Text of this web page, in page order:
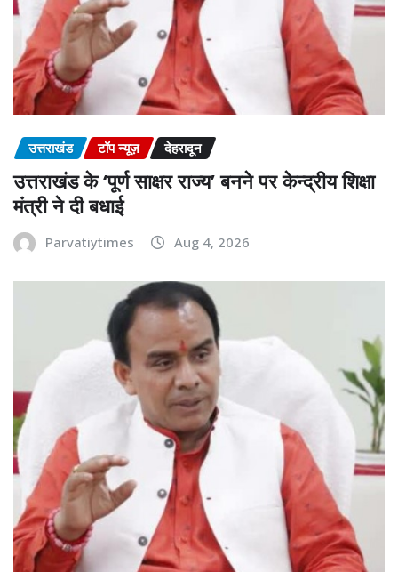
उत्तराखंड टॉप न्यूज़ देहरादून
उत्तराखंड के ‘पूर्ण साक्षर राज्य’ बनने पर केन्द्रीय शिक्षा
मंत्री ने दी बधाई
Parvatiytimes Aug 4, 2026